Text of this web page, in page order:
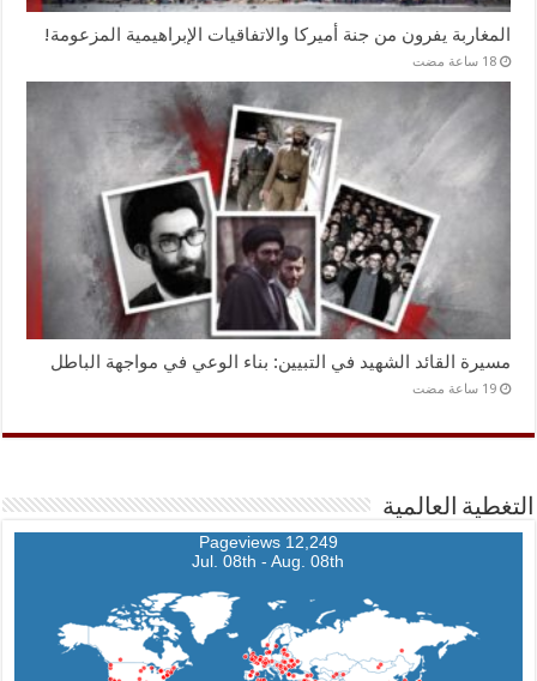
المغاربة يفرون من جنة أميركا والاتفاقيات الإبراهيمية المزعومة!
‏18 ساعة مضت
مسيرة القائد الشهيد في التبيين: بناء الوعي في مواجهة الباطل
‏19 ساعة مضت
التغطية العالمية
12,249 Pageviews
Jul. 08th - Aug. 08th